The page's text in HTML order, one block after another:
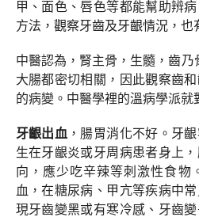
甲、面色、唇色等都能幫助辨
方法，觀察牙齒及牙齦情況，也
中醫認為，腎主骨，生髓，齒乃
大腸都密切相關，因此觀察齒
的病變。中醫學裡的溫病學派就
牙齦出血 ，腸胃消化不好。牙
生在牙齦炎或牙周病患者身上
向，應少吃辛辣等刺激性食物
血，在糖尿病、甲亢等疾病中
現牙齒變黑或有寒冷感、牙齒